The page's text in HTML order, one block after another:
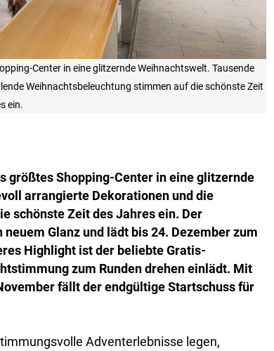
Center in eine glitzernde Weihnachtswelt. Tausende
Weihnachtsbeleuchtung stimmen auf die schönste Zeit
ein.
größtes Shopping-Center in eine glitzernde
arrangierte Dekorationen und die
schönste Zeit des Jahres ein. Der
Glanz und lädt bis 24. Dezember zum
Highlight ist der beliebte Gratis-
zum Runden drehen einlädt. Mit
fällt der endgültige Startschuss für
Adventerlebnisse legen,